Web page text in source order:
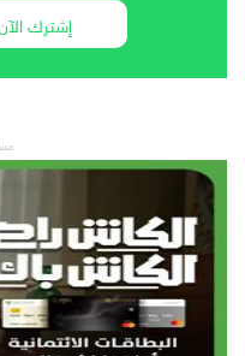
إشترك